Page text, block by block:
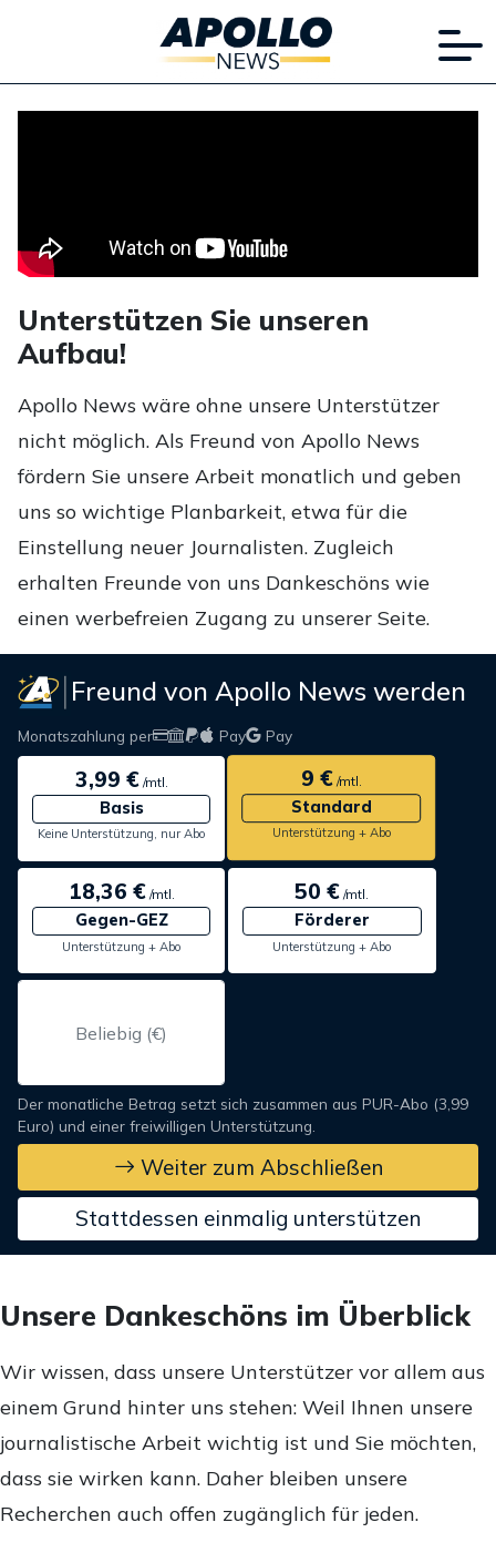
Unterstützen Sie unseren
Aufbau!
Apollo News wäre ohne unsere Unterstützer
nicht möglich. Als Freund von Apollo News
fördern Sie unsere Arbeit monatlich und geben
uns so wichtige Planbarkeit, etwa für die
Einstellung neuer Journalisten. Zugleich
erhalten Freunde von uns Dankeschöns wie
einen werbefreien Zugang zu unserer Seite.
Freund von Apollo News werden
Monatszahlung per Pay Pay
3,99 €/mtl.
Basis
Keine Unterstützung, nur Abo
9 €/mtl.
Standard
Unterstützung + Abo
18,36 €/mtl.
Gegen-GEZ
Unterstützung + Abo
50 € /mtl.
Förderer
Unterstützung + Abo
Der monatliche Betrag setzt sich zusammen aus PUR-Abo (3,99
Euro) und einer freiwilligen Unterstützung.
Weiter zum Abschließen
Stattdessen einmalig unterstützen
Unsere Dankeschöns im Überblick
Wir wissen, dass unsere Unterstützer vor allem aus
einem Grund hinter uns stehen: Weil Ihnen unsere
journalistische Arbeit wichtig ist und Sie möchten,
dass sie wirken kann. Daher bleiben unsere
Recherchen auch offen zugänglich für jeden.